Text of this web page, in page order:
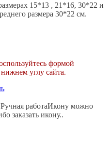
15*13 , 21*16, 30*22 и
размера 30*22 см.
формой
углу сайта.
работаИкону можно
заказать икону..